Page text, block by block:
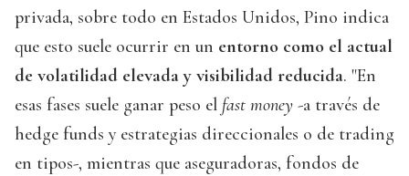
privada, sobre todo en Estados Unidos, Pino indica
que esto suele ocurrir en un entorno como el actual
de volatilidad elevada y visibilidad reducida. "En
esas fases suele ganar peso el fast money -a través de
hedge funds y estrategias direccionales o de trading
en tipos-, mientras que aseguradoras, fondos de